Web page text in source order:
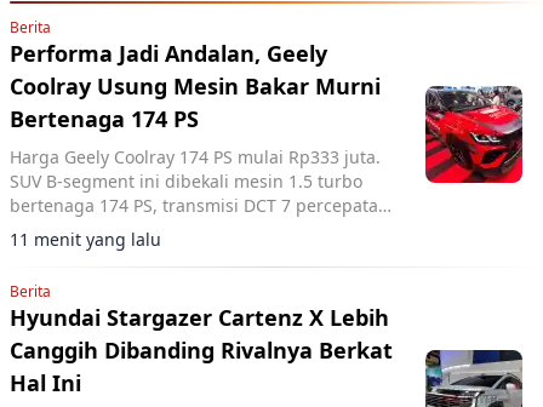
Berita
Performa Jadi Andalan, Geely
Coolray Usung Mesin Bakar Murni
Bertenaga 174 PS
Harga Geely Coolray 174 PS mulai Rp333 juta.
SUV B-segment ini dibekali mesin 1.5 turbo
bertenaga 174 PS, transmisi DCT 7 percepatan,
akselerasi 0-100 km/jam dalam 7,6 detik, serta
ADAS Level 2.
11 menit yang lalu
Berita
Hyundai Stargazer Cartenz X Lebih
Canggih Dibanding Rivalnya Berkat
Hal Ini